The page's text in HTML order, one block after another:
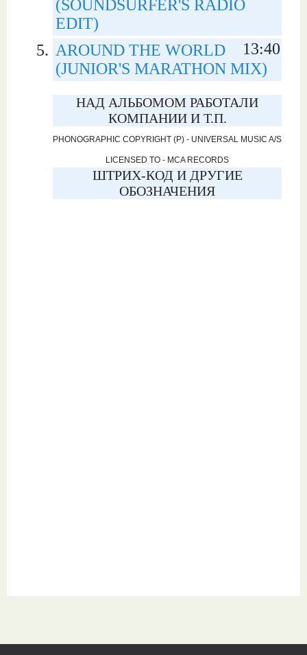
(SOUNDSURFER'S RADIO
EDIT)
AROUND THE WORLD
(JUNIOR'S MARATHON MIX)
13:40
НАД АЛЬБОМОМ РАБОТАЛИ
КОМПАНИИ И Т.П.
PHONOGRAPHIC COPYRIGHT (P) - UNIVERSAL MUSIC A/S
LICENSED TO - MCA RECORDS
ШТРИХ-КОД И ДРУГИЕ
ОБОЗНАЧЕНИЯ